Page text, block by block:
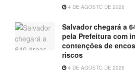
4 DE AGOSTO DE 2026
Salvador chegará a
pela Prefeitura com
contenções de
riscos
4 DE AGOSTO DE 2026